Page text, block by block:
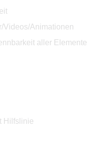
Videos/Animationen
aller Elemente
Hilfslinie